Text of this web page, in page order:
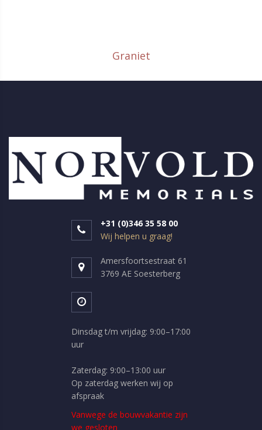
Graniet
+31 (0)346 35 58 00
Wij helpen u graag!
Amersfoortsestraat 61
3769 AE Soesterberg
Dinsdag t/m vrijdag: 9:00–17:00
uur
Zaterdag: 9:00–13:00 uur
Op zaterdag werken wij op
afspraak
Vanwege de bouwvakantie zijn
we gesloten